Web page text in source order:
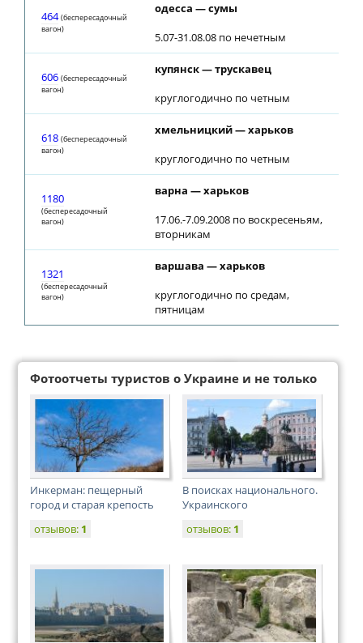
464 (беспересадочный
вагон)
одесса — сумы
5.07-31.08.08 по нечетным
606 (беспересадочный
вагон)
купянск — трускавец
круглогодично по четным
618 (беспересадочный
вагон)
хмельницкий — харьков
круглогодично по четным
1180
(беспересадочный
вагон)
варна — харьков
17.06.-7.09.2008 по воскресеньям,
вторникам
1321
(беспересадочный
вагон)
варшава — харьков
круглогодично по средам,
пятницам
Фотоотчеты туристов о Украине и не только
Инкерман: пещерный
город и старая крепость
отзывов: 1
В поисках национального.
Украинского
отзывов: 1